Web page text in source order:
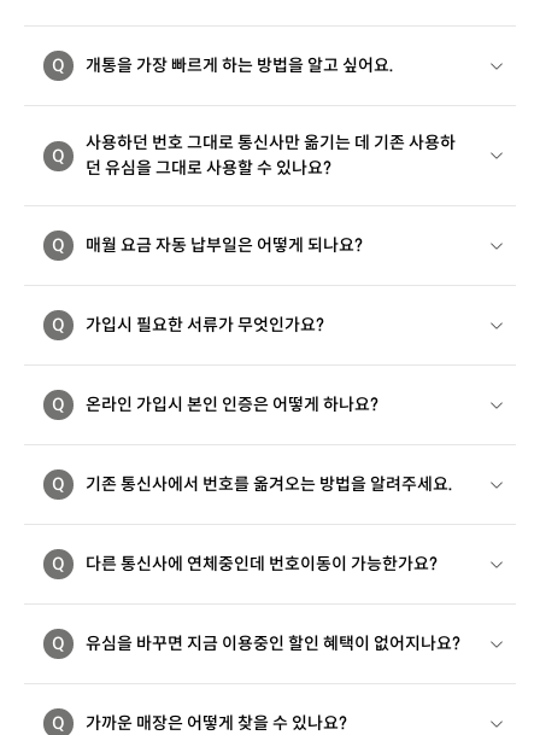
Q 개통을 가장 빠르게 하는 방법을 알고 싶어요.
Q
사용하던 번호 그대로 통신사만 옮기는 데 기존 사용하
던 유심을 그대로 사용할 수 있나요?
Q 매월 요금 자동 납부일은 어떻게 되나요?
Q 가입시 필요한 서류가 무엇인가요?
Q 온라인 가입시 본인 인증은 어떻게 하나요?
Q 기존 통신사에서 번호를 옮겨오는 방법을 알려주세요.
Q 다른 통신사에 연체중인데 번호이동이 가능한가요?
Q 유심을 바꾸면 지금 이용중인 할인 혜택이 없어지나요?
Q 가까운 매장은 어떻게 찾을 수 있나요?